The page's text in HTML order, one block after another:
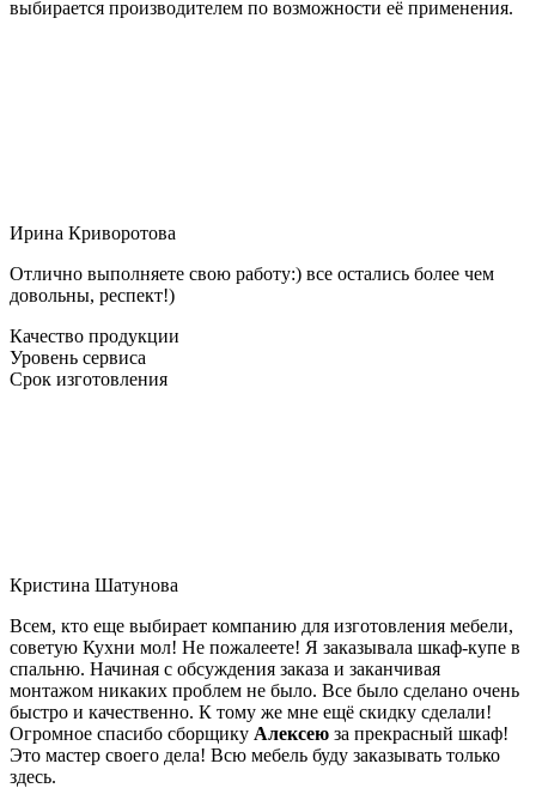
выбирается производителем по возможности её применения.
Ирина Криворотова
Отлично выполняете свою работу:) все остались более чем
довольны, респект!)
Качество продукции
Уровень сервиса
Срок изготовления
Кристина Шатунова
Всем, кто еще выбирает компанию для изготовления мебели,
советую Кухни мол! Не пожалеете! Я заказывала шкаф-купе в
спальню. Начиная с обсуждения заказа и заканчивая
монтажом никаких проблем не было. Все было сделано очень
быстро и качественно. К тому же мне ещё скидку сделали!
Огромное спасибо сборщику Алексею за прекрасный шкаф!
Это мастер своего дела! Всю мебель буду заказывать только
здесь.